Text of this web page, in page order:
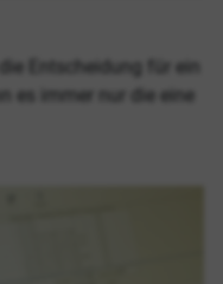
Entscheidung für ein
es immer nur die eine